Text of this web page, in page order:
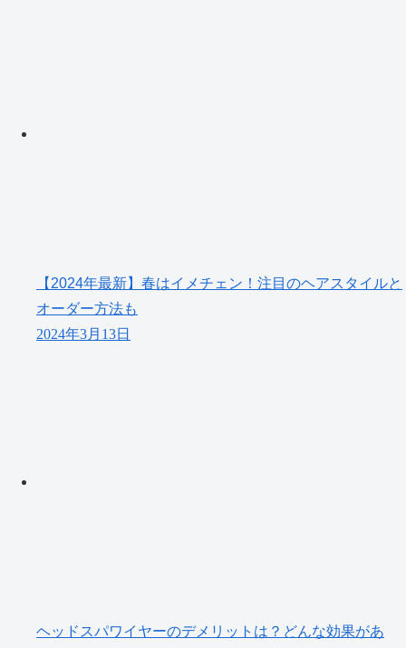
【2024年最新】春はイメチェン！注目のヘアスタイルと
オーダー方法も
2024年3月13日
ヘッドスパワイヤーのデメリットは？どんな効果があ